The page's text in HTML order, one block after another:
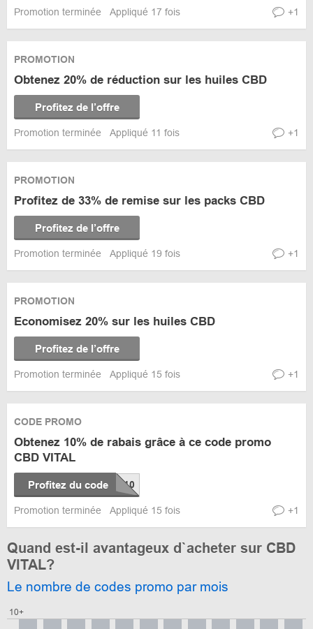
Promotion terminée Appliqué 17 fois +1
PROMOTION
Obtenez 20% de réduction sur les huiles CBD
Profitez de l’offre
Promotion terminée Appliqué 11 fois +1
PROMOTION
Profitez de 33% de remise sur les packs CBD
Profitez de l’offre
Promotion terminée Appliqué 19 fois +1
PROMOTION
Economisez 20% sur les huiles CBD
Profitez de l’offre
Promotion terminée Appliqué 15 fois +1
CODE PROMO
Obtenez 10% de rabais grâce à ce code promo
CBD VITAL
Profitez du code
Promotion terminée Appliqué 15 fois +1
Quand est-il avantageux d`acheter sur CBD
VITAL?
Le nombre de codes promo par mois
10+